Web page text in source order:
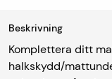
Beskrivning
Komplettera ditt
halkskydd/